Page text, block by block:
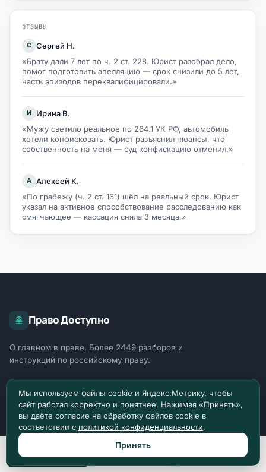
ОТЗЫВЫ
С Сергей Н.
«Брату дали 7 лет по ч. 2 ст. 228. Юрист разобрал дело,
помог подготовить апелляцию — срок снизили до 5 лет,
часть эпизодов переквалифицировали.»
И
Ирина В.
«Мужу светило реальное по 264.1 УК РФ, автомобиль
хотели конфисковать. Юрист разъяснил нюансы, что
собственность на меня — суд конфискацию отменил.»
А Алексей К.
«По грабежу (ч. 2 ст. 161) шёл на реальный срок. Юрист
указал на активное способствование расследованию как
смягчающее — кассация сняла 3 месяца.»
Право Доступно
О главном в праве. Более 2449 разборов и
инструкций по российскому праву.
Задать вопрос
ОТРАСЛИ ПРАВА
Уголовное право 1818
Мы используем файлы cookie и Яндекс.Метрику, чтобы
сайт работал корректно и понятнее. Нажимая «Принять»,
вы даёте согласие на обработку файлов cookie в
соответствии с политикой конфиденциальности.
Принять